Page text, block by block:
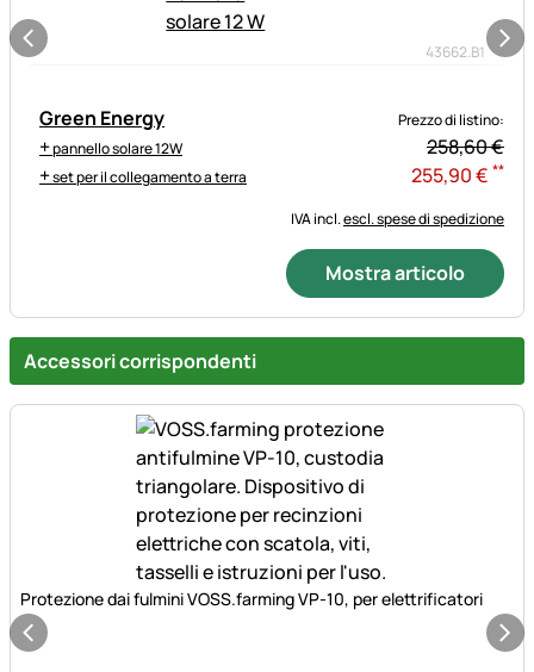
43662.B1
Green Energy
+pannello solare 12W
+set per il collegamento a terra
Prezzo di listino:
258,60€
255,90€ **
IVA incl.escl. spese di spedizione
Mostra articolo
Accessori corrispondenti
Protezione dai fulmini VOSS.farming VP-10, per elettrificatori